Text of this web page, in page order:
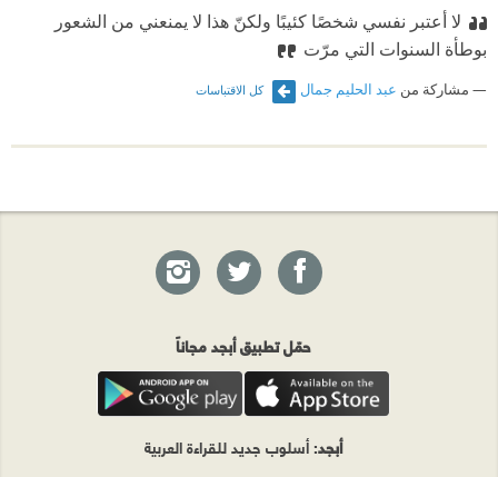
لا أعتبر نفسي شخصًا كئيبًا ولكنّ هذا لا يمنعني من الشعور
بوطأة السنوات التي مرّت
مشاركة من عبد الحليم جمال كل الاقتباسات
حمّل تطبيق أبجد مجاناً
أبجد: أسلوب جديد للقراءة العربية